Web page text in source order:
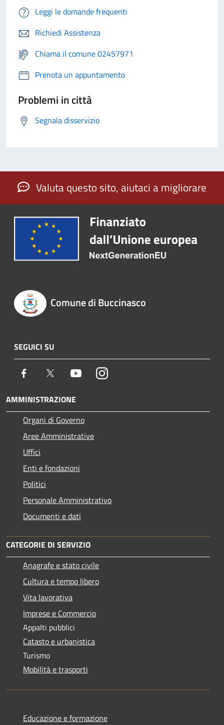
Leggi le domande frequenti
Richiedi Assistenza
Chiama il comune 02457971
Prenota un appuntamento
Problemi in città
Segnala disservizio
Valuta questo sito, aiutaci a migliorare
Comune di Buccinasco
SEGUICI SU
Facebook Twitter YoutubeInstagram
AMMINISTRAZIONE
Organi di Governo
Aree Amministrative
Uffici
Enti e fondazioni
Politici
Personale Amministrativo
Documenti e dati
CATEGORIE DI SERVIZIO
Anagrafe e stato civile
Cultura e tempo libero
Vita lavorativa
Imprese e Commercio
Appalti pubblici
Catasto e urbanistica
Turismo
Mobilità e trasporti
Educazione e formazione